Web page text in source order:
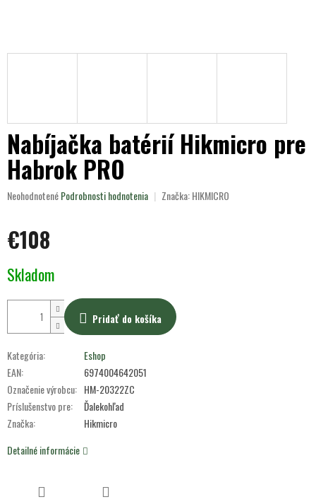
Nabíjačka batérií Hikmicro pre
Habrok PRO
Priemerné
je
0,0
5
NeohodnotenéPodrobnosti hodnotenia Značka:HIKMICRO
€108
cena:
Skladom
Pridať do košíka
Kategória:
Eshop
EAN:
6974004642051
Označenie výrobcu: HM-20322ZC
Príslušenstvo pre:
Ďalekohľad
Značka:
Hikmicro
Detailné informácie